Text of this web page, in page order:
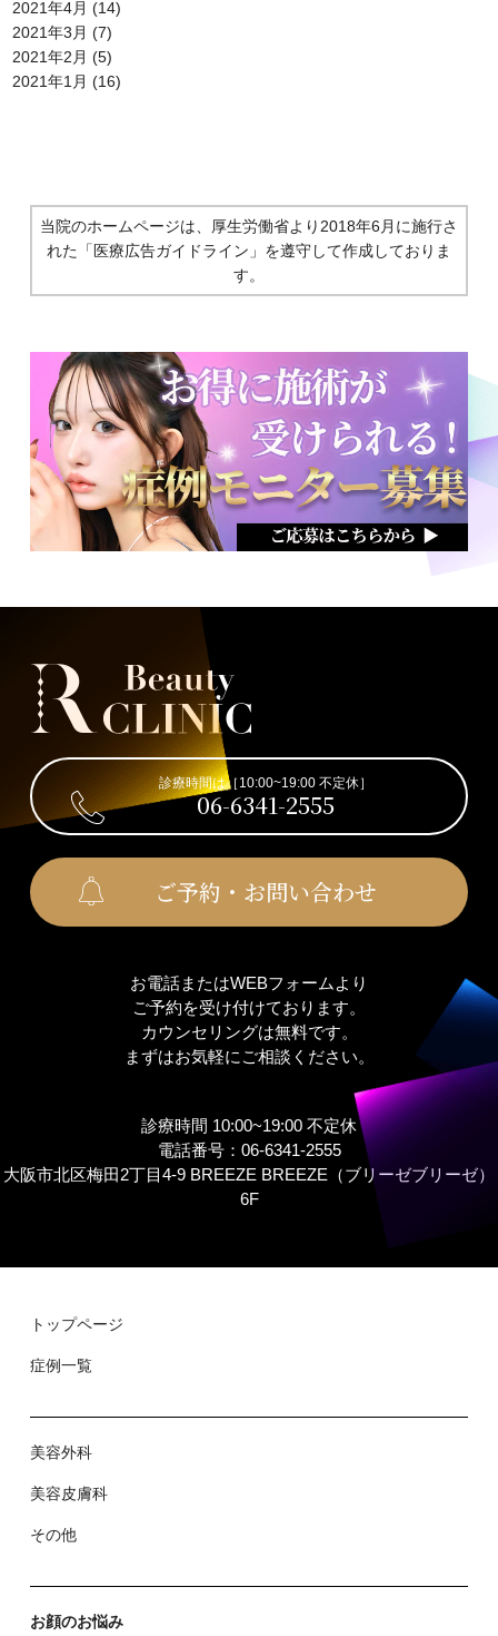
2021年4月 (14)
2021年3月 (7)
2021年2月 (5)
2021年1月 (16)
当院のホームページは、厚生労働省より2018年6月に施行さ
れた 「医療広告ガイドライン」を遵守して作成しておりま
す。
診療時間は［10:00~19:00 不定休］
06-6341-2555
ご予約・お問い合わせ
お電話またはWEBフォームより
ご予約を受け付けております。
カウンセリングは無料です。
まずはお気軽にご相談ください。
診療時間 10:00~19:00 不定休
電話番号：06-6341-2555
大阪市北区梅田2丁目4-9 BREEZE BREEZE（ブリーゼブリーゼ）
6F
トップページ
症例⼀覧
美容外科
美容⽪膚科
その他
お顔のお悩み